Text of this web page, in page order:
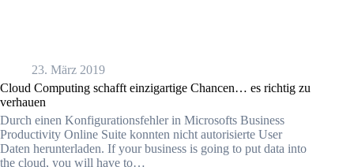
23. März 2019
Cloud Computing schafft einzigartige Chancen… es richtig zu
verhauen
Durch einen Konfigurationsfehler in Microsofts Business
Productivity Online Suite konnten nicht autorisierte User
Daten herunterladen. If your business is going to put data into
the cloud, you will have to…